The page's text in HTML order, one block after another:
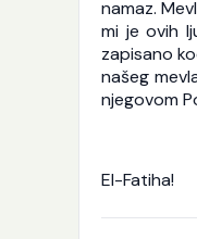
namaz.
mi je ovih
zapisano
našeg
njegovom
El-Fatiha!